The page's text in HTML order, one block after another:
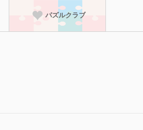
パズルクラブ